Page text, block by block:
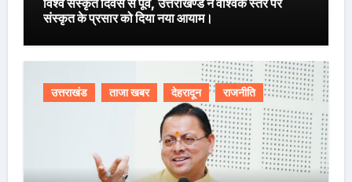
विश्व संस्कृत दिवस से पूर्व, उत्तराखण्ड ने वैश्विक स्तर पर
संस्कृत के प्रसार को दिया नया आयाम।
उत्तराखंड ताजा खबर देहरादून राजनीति